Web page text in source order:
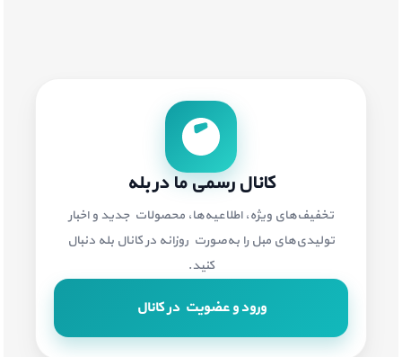
کانال رسمی ما در بله
تخفیف‌های ویژه، اطلاعیه‌ها، محصولات جدید و اخبار
تولیدی‌های مبل را به‌صورت روزانه در کانال بله دنبال
کنید.
ورود و عضویت در کانال